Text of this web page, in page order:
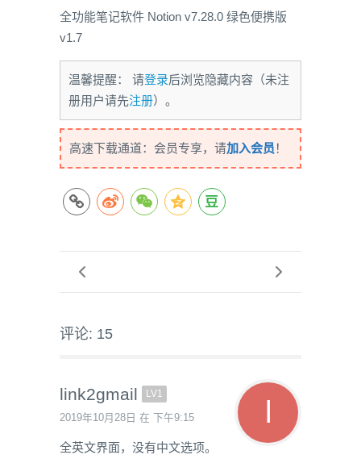
全功能笔记软件 Notion v7.28.0 绿色便携版
v1.7
温馨提醒： 请登录后浏览隐藏内容（未注
册用户请先注册）。
高速下载通道：会员专享，请加入会员 ！
评论: 15
link2gmail LV1
2019年10月28日 在 下午9:15
全英文界面，没有中文选项。